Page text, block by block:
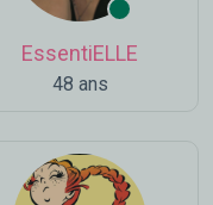
EssentiELLE
48 ans